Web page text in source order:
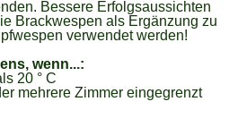
Bessere Erfolgsaussichten
Brackwespen als Ergänzung zu
verwendet werden!
wenn...:
20 ° C
mehrere Zimmer eingegrenzt